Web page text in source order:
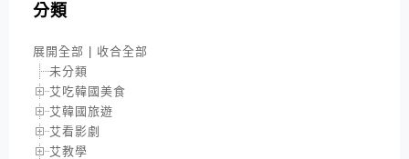
分類
展開全部 | 收合全部
未分類
艾吃韓國美食
艾韓國旅遊
艾看影劇
艾教學